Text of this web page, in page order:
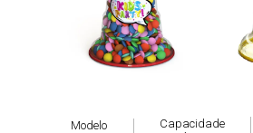
Modelo
Capacidade